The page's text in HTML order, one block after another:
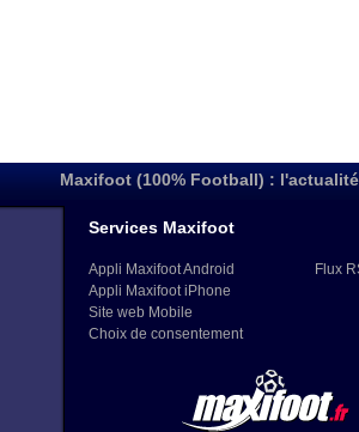
Maxifoot (100% Football) :
Services Maxifoot
Appli Maxifoot Android
Appli Maxifoot iPhone
Site web Mobile
Choix de consentement
Flux